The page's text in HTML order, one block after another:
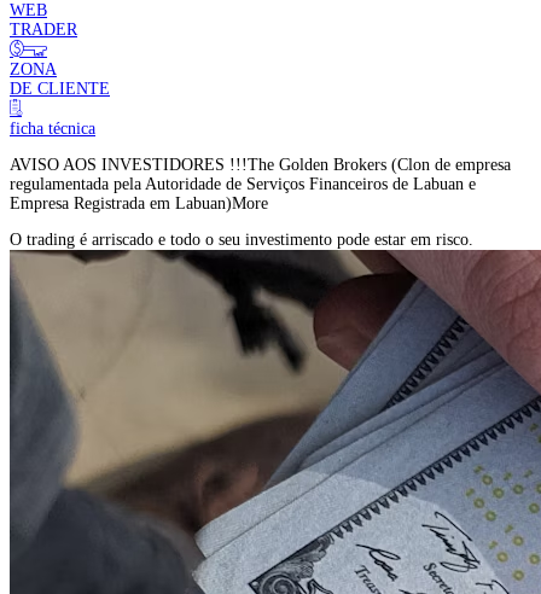
WEB
TRADER
ZONA
DE CLIENTE
ficha técnica
AVISO AOS INVESTIDORES !!!The Golden Brokers (Clon de empresa
regulamentada pela Autoridade de Serviços Financeiros de Labuan e
Empresa Registrada em Labuan)More
O trading é arriscado e todo o seu investimento pode estar em risco.